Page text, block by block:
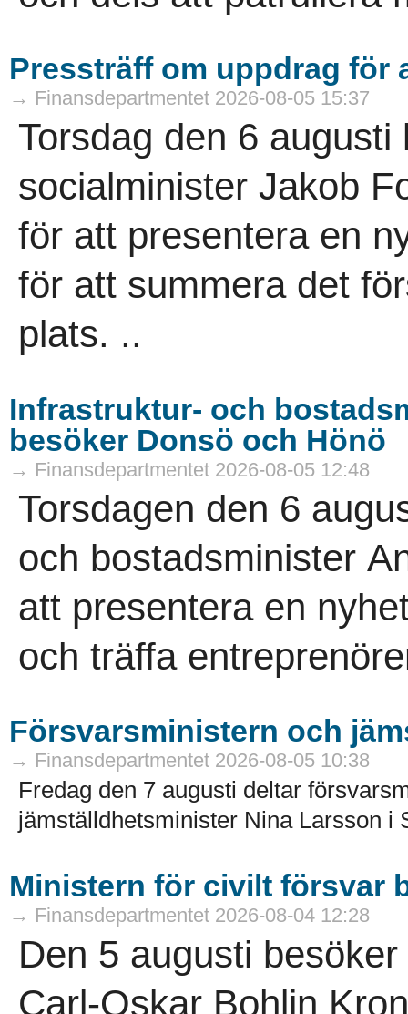
Pressträff om uppdrag för
→ Finansdepartmentet 2026-08-05 15:37
Torsdag den 6
socialminister Jakob
för att presentera en
för att summera det
plats. ..
Infrastruktur- och
besöker Donsö och Hönö
→ Finansdepartmentet 2026-08-05 12:48
Torsdagen den 6
och bostadsminister
att presentera en
och träffa
Försvarsministern och
→ Finansdepartmentet 2026-08-05 10:38
Fredag den 7 augusti deltar
jämställdhetsminister Nina Larsson i
Ministern för civilt försvar
→ Finansdepartmentet 2026-08-04 12:28
Den 5 augusti
Carl-Oskar Bohlin